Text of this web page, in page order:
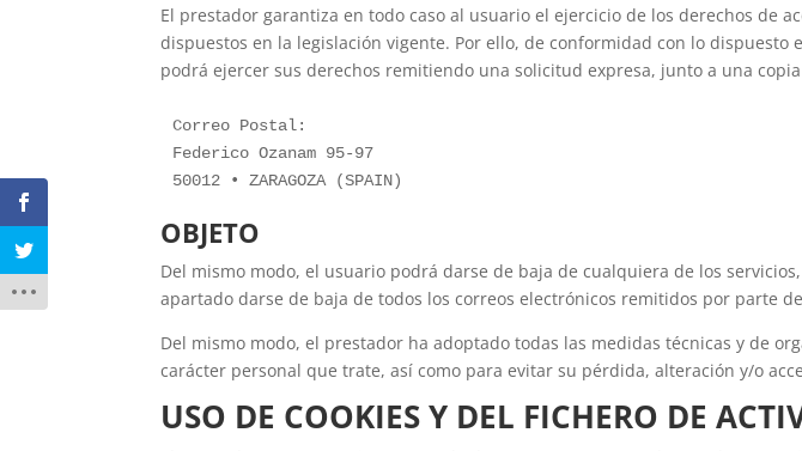
El prestador garantiza en todo caso al usuario el ejercicio de los derechos de
dispuestos en la legislación vigente. Por ello, de conformidad con lo dispuesto
podrá ejercer sus derechos remitiendo una solicitud expresa, junto a una
Correo Postal:
Federico Ozanam 95-97
50012 • ZARAGOZA (SPAIN)
OBJETO
Del mismo modo, el usuario podrá darse de baja de cualquiera de los
apartado darse de baja de todos los correos electrónicos remitidos por parte
Del mismo modo, el prestador ha adoptado todas las medidas técnicas y de
carácter personal que trate, así como para evitar su pérdida, alteración y/o
USO DE COOKIES Y DEL FICHERO DE